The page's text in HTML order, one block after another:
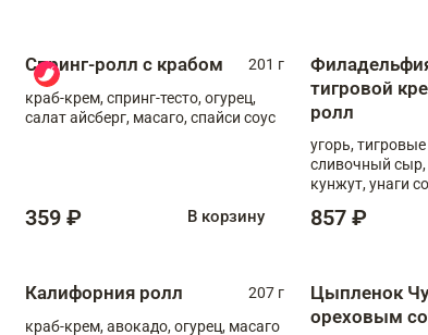
Спринг-ролл с крабом
201 г
краб-крем, спринг-тесто, огурец,
салат айсберг, масаго, спайси соус
359 ₽ В корзину
тигровой
ролл
угорь,
сливочный
кунжут, унаги
857 ₽
Калифорния ролл
207 г
краб-крем, авокадо, огурец, масаго
Цыпленок
ореховым